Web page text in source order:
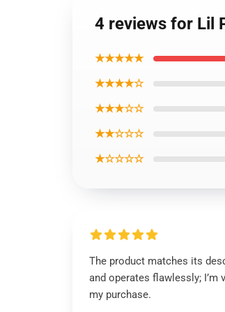
4 reviews for Lil
★★★★★
★★★★☆
★★★☆☆
★★☆☆☆
★☆☆☆☆
The product matches its
and operates flawlessly; I’m
my purchase.